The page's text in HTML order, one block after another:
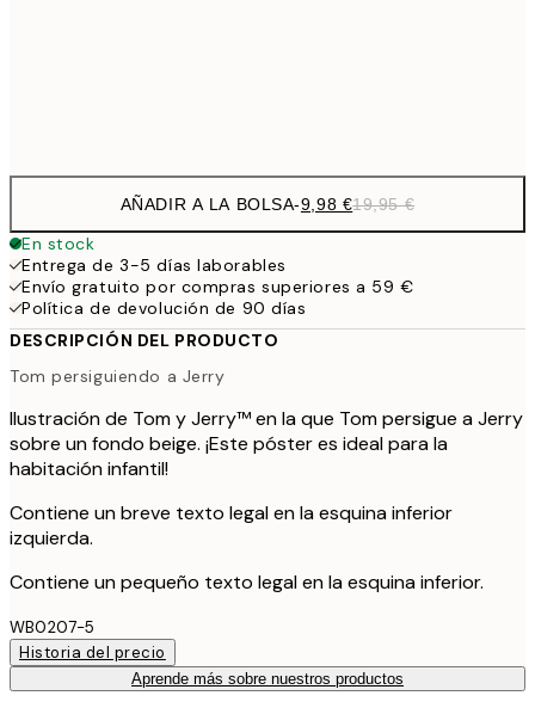
AÑADIR A LA BOLSA-9,98 €19,95 €
En stock
Entrega de 3-5 días laborables
Envío gratuito por compras superiores a 59 €
Política de devolución de 90 días
DESCRIPCIÓN DEL PRODUCTO
Tom persiguiendo a Jerry
Ilustración de Tom y Jerry™ en la que Tom persigue a Jerry
sobre un fondo beige. ¡Este póster es ideal para la
habitación infantil!
Contiene un breve texto legal en la esquina inferior
izquierda.
Contiene un pequeño texto legal en la esquina inferior.
WB0207-5
Historia del precio
Aprende más sobre nuestros productos